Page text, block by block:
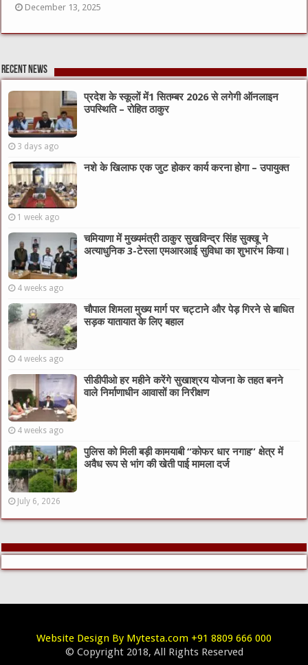
December 13, 2025
Recent News
प्रदेश के स्कूलों में1 सितम्बर 2026 से लगेगी ऑनलाइन
उपस्थिति – रोहित ठाकुर
3 days ago
नशे के खिलाफ एक जुट होकर कार्य करना होगा – उपायुक्त
1 week ago
चमियाणा में मुख्यमंत्री ठाकुर सुखविन्द्र सिंह सुक्खू ने
अत्याधुनिक 3-टेस्ला एमआरआई सुविधा का शुभारंभ किया।
4 weeks ago
चौपाल शिमला मुख्य मार्ग पर चट्टाने और पेड़ गिरने से बाधित
सड़क यातायात के लिए बहाल
4 weeks ago
सीडीपीओ हर महीने करेंगे सुखाश्रय योजना के तहत बनने
वाले निर्माणाधीन आवासों का निरीक्षण
4 weeks ago
पुलिस को मिली बड़ी कामयाबी “कोफर धार नगाह” क्षेत्र में
अवैध रूप से भांग की खेती पाई मामला दर्ज
July 6, 2026
Website Design By Mytesta.com +91 8809 666 000
© Copyright 2018, All Rights Reserved